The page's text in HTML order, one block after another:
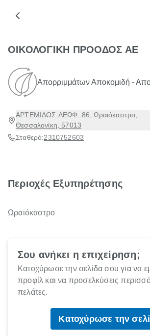
ΟΙΚΟΛΟΓΙΚΗ ΠΡΟΟΔΟΣ ΑΕ
Απορριμμάτων Αποκομιδή -
ΑΡΤΕΜΙΔΟΣ ΛΕΩΦ. 86, Ωραιόκαστρο,
Θεσσαλονίκη, 57013
Σταθερό:2310752603
Περιοχές Εξυπηρέτησης
Ωραιόκαστρο
Σου ανήκει η επιχείρηση;
Κατοχύρωσε την σελίδα σου για να
προφίλ και να προσελκύσεις
πελάτες.
Κατοχύρωσε την